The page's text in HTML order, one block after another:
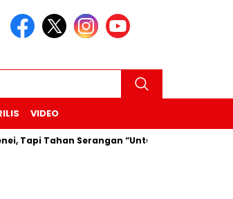
VIDEO
Serangan “Untuk Sekarang”